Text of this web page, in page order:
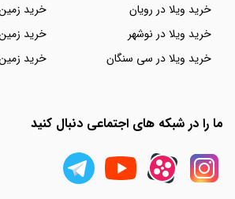
خرید ویلا در رویان
خرید ویلا در نوشهر
خرید ویلا در سی سنگان
خرید
خرید
خرید
ما را در شبکه های اجتماعی دنبال کنید